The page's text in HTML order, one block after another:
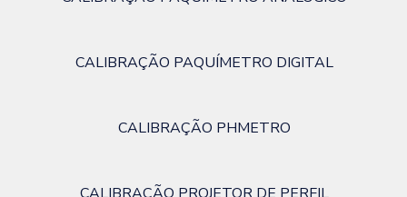
CALIBRAÇÃO PAQUÍMETRO DIGITAL
CALIBRAÇÃO PHMETRO